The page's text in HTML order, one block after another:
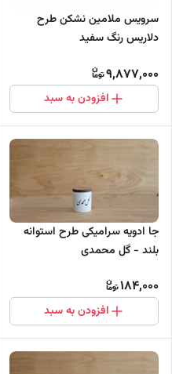
سرویس ملامین نشکن طرح
دلاریس رنگ سفید
9,877,000
افزودن به سبد
جا ادویه سرامیکی طرح استوانه
بلند - گل محمدی
184,000
افزودن به سبد